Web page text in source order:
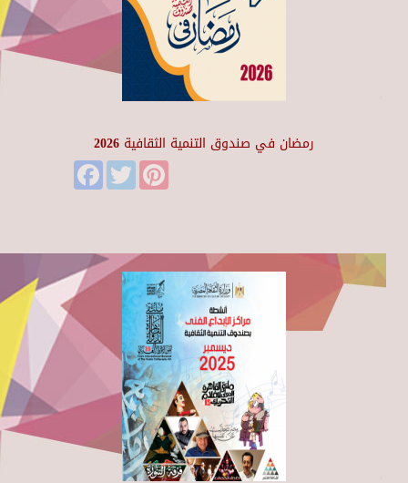
رمضان في صندوق التنمية الثقافية 2026
FacebookTwitter